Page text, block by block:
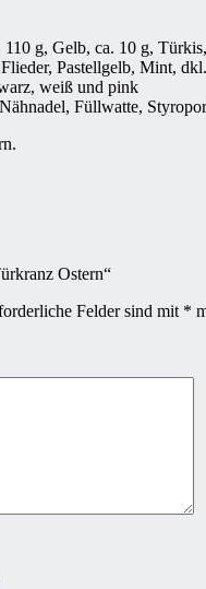
g, Gelb, ca. 10 g,
Pastellgelb, Mint,
weiß und pink
Füllwatte,
Ostern“
Felder sind mit *